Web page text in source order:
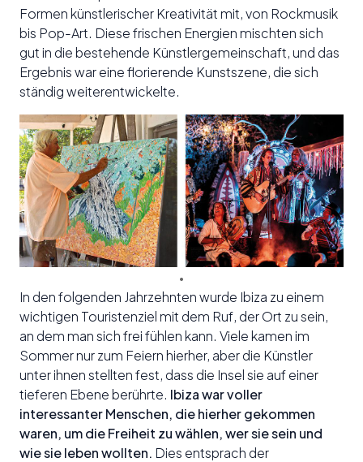
Formen künstlerischer Kreativität mit, von Rockmusik
bis Pop-Art. Diese frischen Energien mischten sich
gut in die bestehende Künstlergemeinschaft, und das
Ergebnis war eine florierende Kunstszene, die sich
ständig weiterentwickelte.
In den folgenden Jahrzehnten wurde Ibiza zu einem
wichtigen Touristenziel mit dem Ruf, der Ort zu sein,
an dem man sich frei fühlen kann. Viele kamen im
Sommer nur zum Feiern hierher, aber die Künstler
unter ihnen stellten fest, dass die Insel sie auf einer
tieferen Ebene berührte. Ibiza war voller
interessanter Menschen, die hierher gekommen
waren, um die Freiheit zu wählen, wer sie sein und
wie sie leben wollten. Dies entsprach der